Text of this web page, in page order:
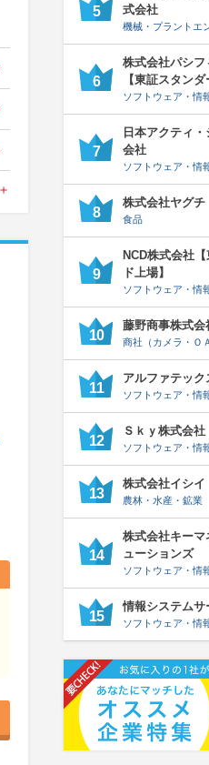
5
式会社
機械・プラントエ
6
株式会社パシフ
【東証スタンダ
ソフトウェア・情
7
日本アクティ
会社
ソフトウェア・情
8
株式会社ヤグチ
食品
9
NCD株式会社
ド上場】
ソフトウェア・情
10
藤野商事株式会
商社（カメラ・Ｏ
11
アルファテッ
ソフトウェア・情
12
Ｓｋｙ株式会社
ソフトウェア・情
13
株式会社イシイ
農林・水産・鉱業
14
株式会社キーマ
ューションズ
ソフトウェア・情
15
情報システム
ソフトウェア・情